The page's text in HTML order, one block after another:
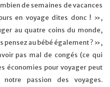
de semaines de vacances
en voyage dites donc ! »,
au quatre coins du monde,
pensez au bébé également ? »,
pas mal de congés (ce qui
économies pour voyager peut
passion des voyages.